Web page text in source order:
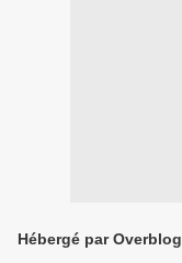
Hébergé par Overblog